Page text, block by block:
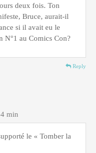
deux fois. Ton
Bruce, aurait-il
si il avait eu le
N°1 au Comics Con?
Reply
min
le « Tomber la